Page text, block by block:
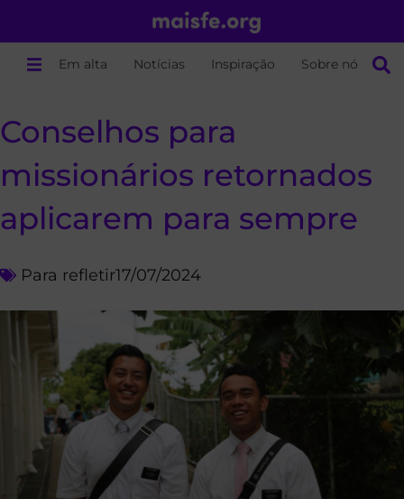
Em alta Notícias Inspiração Sobre nós
Conselhos para
missionários retornados
aplicarem para sempre
Para refletir17/07/2024